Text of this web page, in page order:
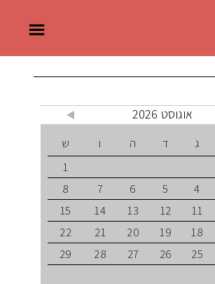
אוגוסט 2026
ג ד ה ו
ש
1
4
5
6
7
8
11
12
13
14
15
18
19
20
21
22
25
26
27
28
29